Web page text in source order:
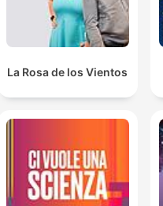
La Rosa de los Vientos